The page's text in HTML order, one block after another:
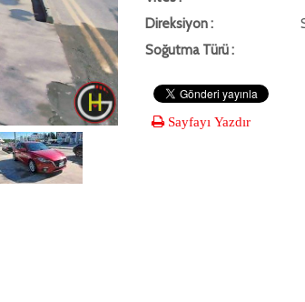
Direksiyon :
Soğutma Türü :
Sayfayı Yazdır